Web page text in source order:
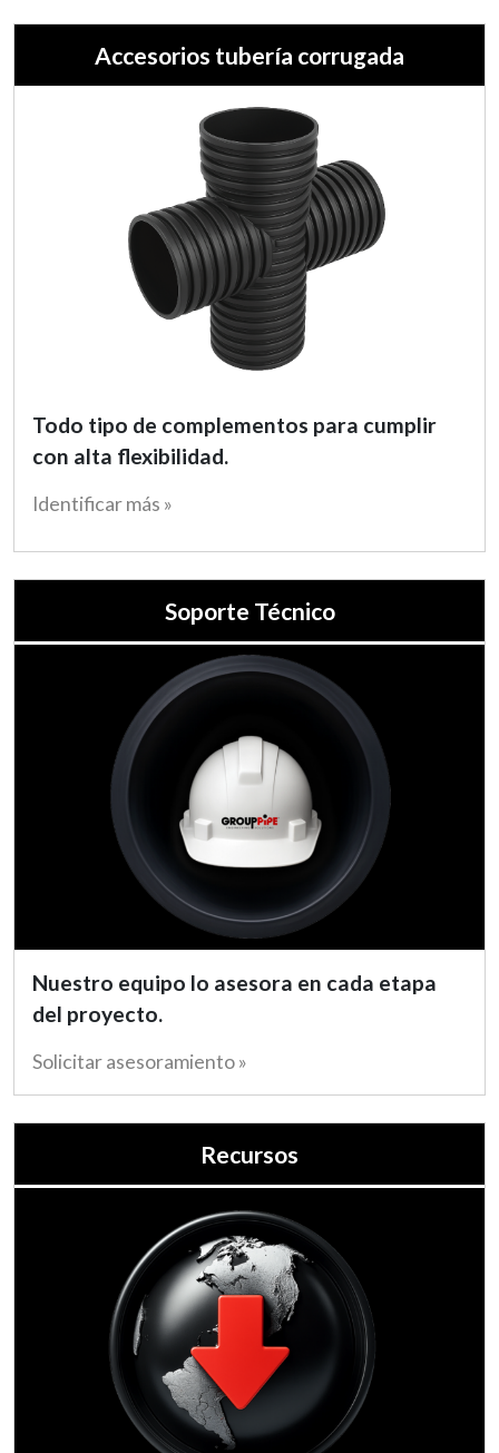
Accesorios tubería corrugada
Todo tipo de complementos para cumplir
con alta flexibilidad.
Identificar más »
Soporte Técnico
Nuestro equipo lo asesora en cada etapa
del proyecto.
Solicitar asesoramiento »
Recursos